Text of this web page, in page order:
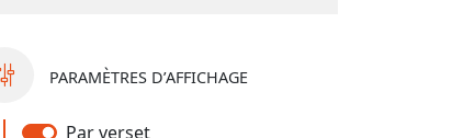
PARAMÈTRES D’AFFICHAGE
Par verset